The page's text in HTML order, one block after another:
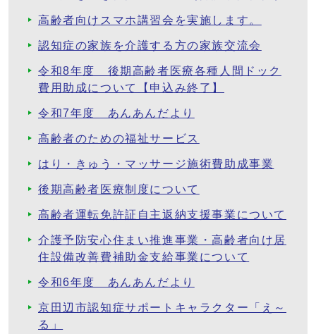
高齢者向けスマホ講習会を実施します。
認知症の家族を介護する方の家族交流会
令和8年度 後期高齢者医療各種人間ドック
費用助成について【申込み終了】
令和7年度 あんあんだより
高齢者のための福祉サービス
はり・きゅう・マッサージ施術費助成事業
後期高齢者医療制度について
高齢者運転免許証自主返納支援事業について
介護予防安心住まい推進事業・高齢者向け居
住設備改善費補助金支給事業について
令和6年度 あんあんだより
京田辺市認知症サポートキャラクター「え～
る」